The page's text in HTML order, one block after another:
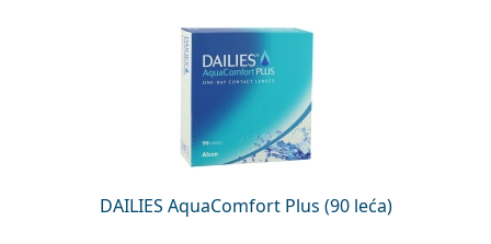
DAILIES AquaComfort Plus (90 leća)